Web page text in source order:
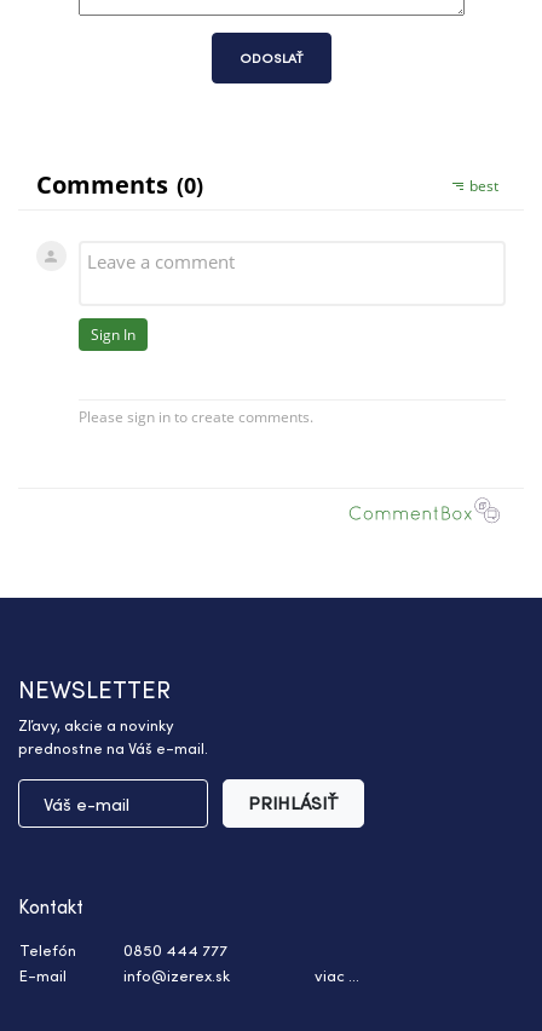
ODOSLAŤ
NEWSLETTER
Zľavy, akcie a novinky
prednostne na Váš e-mail.
PRIHLÁSIŤ
Kontakt
Telefón
0850 444 777
E-mail
info@izerex.sk viac ...